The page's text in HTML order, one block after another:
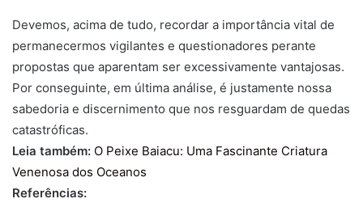
Devemos, acima de tudo, recordar a importância vital de
permanecermos vigilantes e questionadores perante
propostas que aparentam ser excessivamente vantajosas.
Por conseguinte, em última análise, é justamente nossa
sabedoria e discernimento que nos resguardam de quedas
catastróficas.
Leia também: O Peixe Baiacu: Uma Fascinante Criatura
Venenosa dos Oceanos
Referências: